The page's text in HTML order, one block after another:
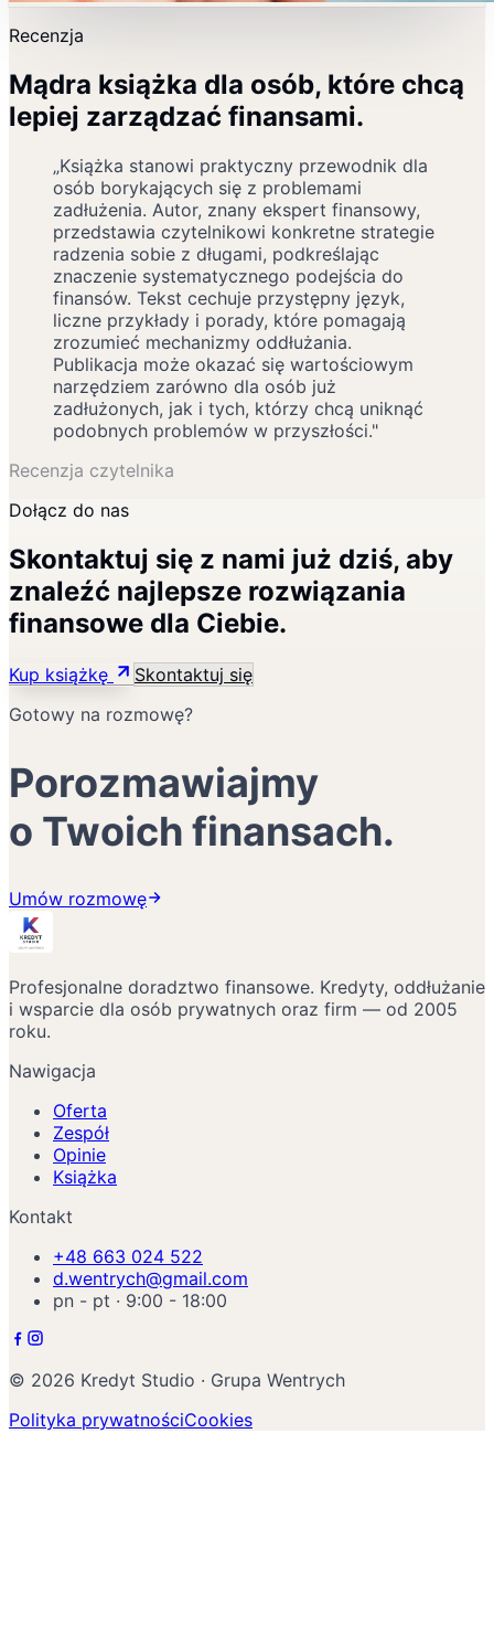
Recenzja
Mądra książka dla osób, które chcą
lepiej zarządzać finansami.
„Książka stanowi praktyczny przewodnik dla
osób borykających się z problemami
zadłużenia. Autor, znany ekspert finansowy,
przedstawia czytelnikowi konkretne strategie
radzenia sobie z długami, podkreślając
znaczenie systematycznego podejścia do
finansów. Tekst cechuje przystępny język,
liczne przykłady i porady, które pomagają
zrozumieć mechanizmy oddłużania.
Publikacja może okazać się wartościowym
narzędziem zarówno dla osób już
zadłużonych, jak i tych, którzy chcą uniknąć
podobnych problemów w przyszłości."
Recenzja czytelnika
Dołącz do nas
Skontaktuj się z nami już dziś, aby
znaleźć najlepsze rozwiązania
finansowe dla Ciebie.
Kup książkę
Skontaktuj się
Gotowy na rozmowę?
Porozmawiajmy
o Twoich finansach.
Umów rozmowę
Profesjonalne doradztwo finansowe. Kredyty, oddłużanie
i wsparcie dla osób prywatnych oraz firm — od 2005
roku.
Nawigacja
Oferta
Zespół
Opinie
Książka
Kontakt
+48 663 024 522
d.wentrych@gmail.com
pn - pt · 9:00 - 18:00
© 2026 Kredyt Studio · Grupa Wentrych
Polityka prywatnościCookies